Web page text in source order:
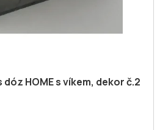
dóz HOME s víkem, dekor č.2